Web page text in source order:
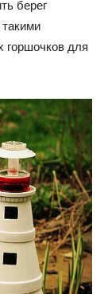
берег
горшочков для